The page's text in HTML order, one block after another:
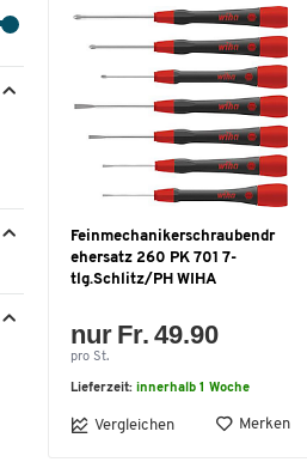
Feinmechanikerschraubendr
ehersatz 260 PK 701 7-
tlg.Schlitz/PH WIHA
nur Fr. 49.90
pro St.
Lieferzeit: innerhalb 1 Woche
Vergleichen Merken